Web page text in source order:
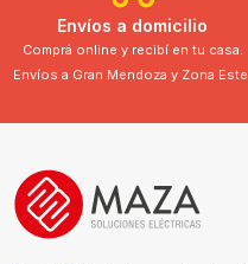
Envíos a domicilio
Comprá online y recibí en tu casa.
Envíos a Gran Mendoza y Zona Este.